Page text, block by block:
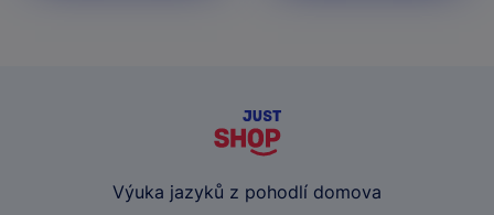
Výuka jazyků z pohodlí domova